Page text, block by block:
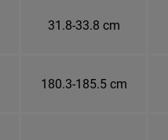
31.8-33.8 cm
180.3-185.5 cm